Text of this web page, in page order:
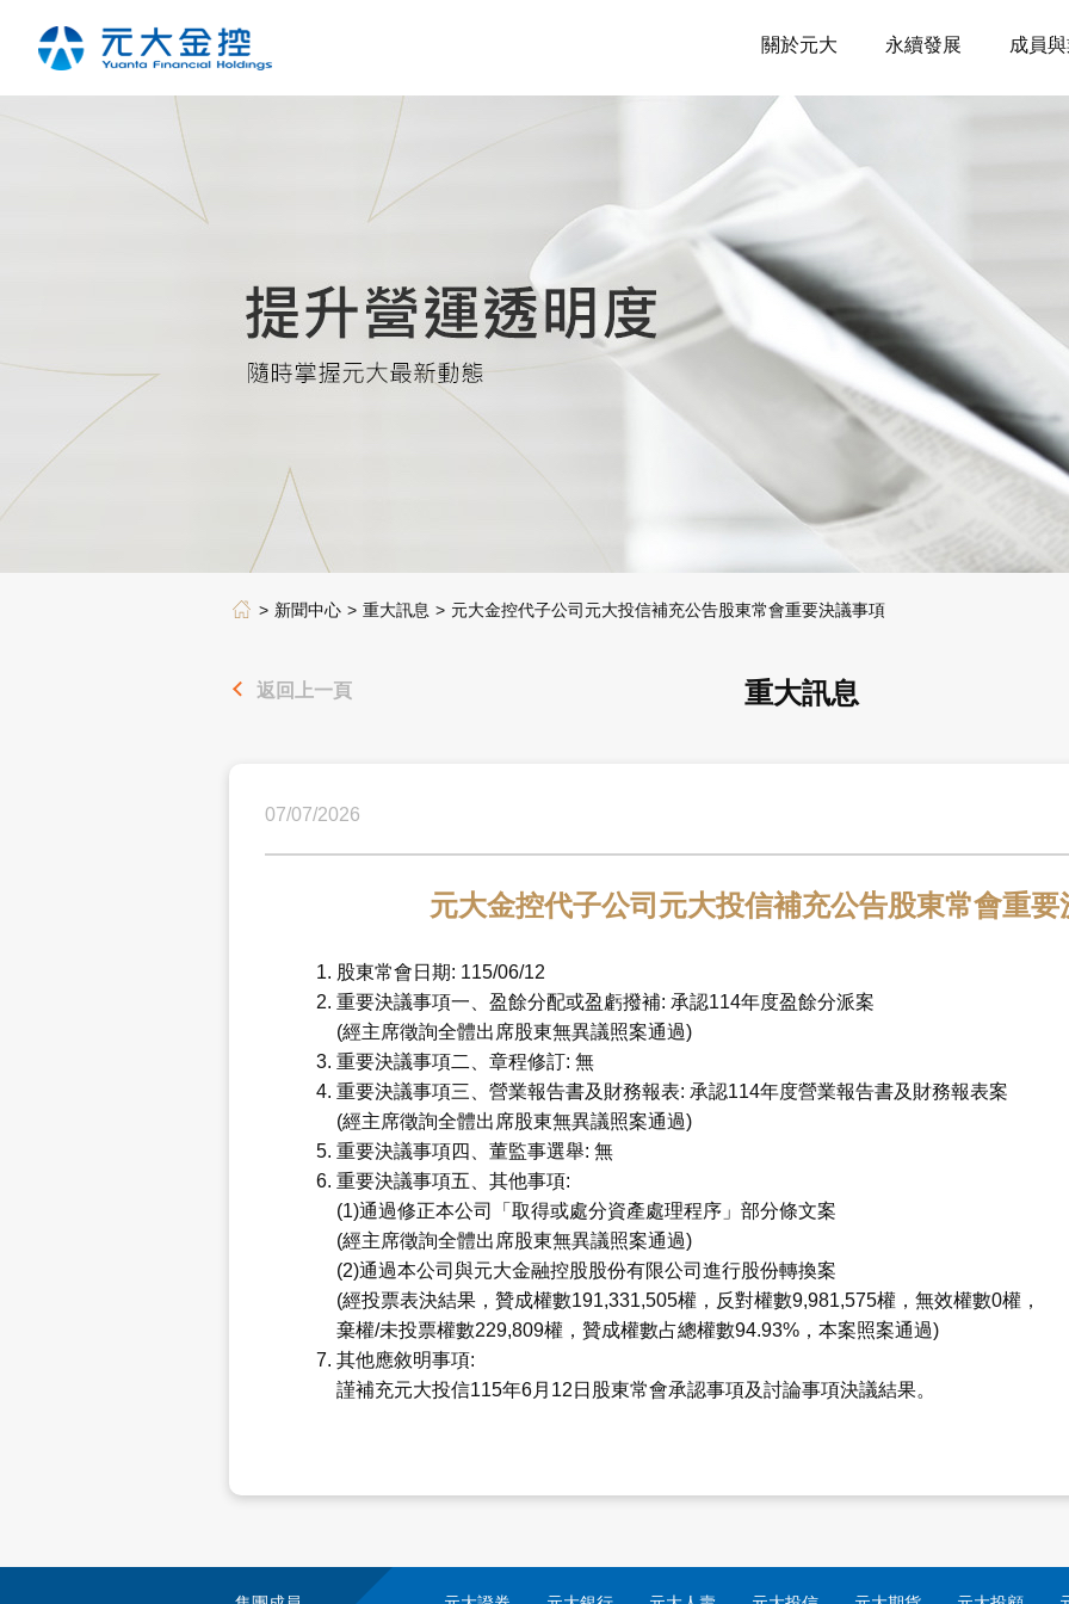
關於元大 永續發展 成員
新聞中心 重大訊息 元大金控代子公司元大投信補充公告股東常會重要決議事項
重大訊息
返回上一頁
07/07/2026
元大金控代子公司元大投信補充公告股東常會重要
股東常會日期: 115/06/12
重要決議事項一、盈餘分配或盈虧撥補: 承認114年度盈餘分派案
(經主席徵詢全體出席股東無異議照案通過)
重要決議事項二、章程修訂: 無
重要決議事項三、營業報告書及財務報表: 承認114年度營業報告書及財務報表案
(經主席徵詢全體出席股東無異議照案通過)
重要決議事項四、董監事選舉: 無
重要決議事項五、其他事項:
(1)通過修正本公司「取得或處分資產處理程序」部分條文案
(經主席徵詢全體出席股東無異議照案通過)
(2)通過本公司與元大金融控股股份有限公司進行股份轉換案
(經投票表決結果，贊成權數191,331,505權，反對權數9,981,575權，無效權數0權，
棄權/未投票權數229,809權，贊成權數占總權數94.93%，本案照案通過)
其他應敘明事項:
謹補充元大投信115年6月12日股東常會承認事項及討論事項決議結果。